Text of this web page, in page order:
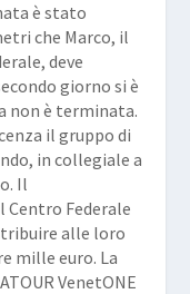
è stato
che Marco, il
deve
giorno si è
non è terminata.
il gruppo di
in collegiale a
Il
Federale
alle loro
mille euro. La
VenetONE